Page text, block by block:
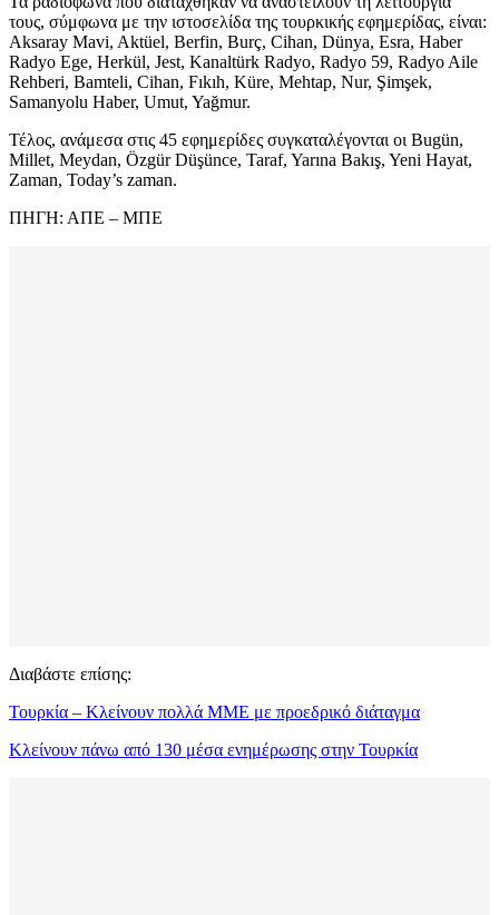
τους, σύμφωνα με την ιστοσελίδα της τουρκικής εφημερίδας, είναι:
Aksaray Mavi, Aktüel, Berfin, Burç, Cihan, Dünya, Esra, Haber
Radyo Ege, Herkül, Jest, Kanaltürk Radyo, Radyo 59, Radyo Aile
Rehberi, Bamteli, Cihan, Fıkıh, Küre, Mehtap, Nur, Şimşek,
Samanyolu Haber, Umut, Yağmur.
Τέλος, ανάμεσα στις 45 εφημερίδες συγκαταλέγονται οι Bugün,
Millet, Meydan, Özgür Düşünce, Taraf, Yarına Bakış, Yeni Hayat,
Zaman, Today’s zaman.
ΠΗΓΗ: ΑΠΕ – ΜΠΕ
Διαβάστε επίσης:
Τουρκία – Κλείνουν πολλά ΜΜΕ με προεδρικό διάταγμα
Κλείνουν πάνω από 130 μέσα ενημέρωσης στην Τουρκία